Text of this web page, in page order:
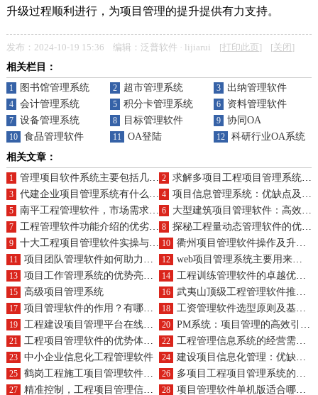
升级过程顺利进行，为项目管理的提升提供有力支持。
发布：2024-10-19 15:36 编辑：泛普软件 · lijiarui [打印此页] [关闭 ]
相关栏目：
1 图书馆管理系统 2 超市管理系统 3 出纳管理软件
4 会计管理系统 5 积分卡管理系统 6 资料管理软件
7 设备管理系统 8 目标管理软件 9 协同OA
10 食品管理软件 11 OA登陆 12
科研行业OA系统（
相关文章：
1 管理项目软件系统主要包括几个部分呢 2 求解多项目工程项目管理系统最佳解决方案?
3 代建企业项目管理系统有什么作用 4 项目信息管理系统：优缺点及功能特色揭秘
5 南平工程管理软件，市场需求分析与经营策略? 6 大型建筑项目管理软件：高效管理新篇章与特色功能
7 工程管理软件功能介绍的优劣势及特色亮点? 8 探秘工程量动态管理软件的优势与价格
9 十大工程项目管理软件实操与升级方法 10 衢州项目管理软件操作及升级注意事项?
11 项目团队管理软件如何助力团队协作，展现优势与特点？ 12 web项目管理系统主要用来做什么
13 项目工作管理系统的优势亮点与特性 14 工程训练管理软件的卓越优势与特色功能
15 高级项目管理系统 16 武夷山顶级工程管理软件推荐与求购
17 项目管理软件的作用？有哪些好处？ 18 工资管理软件选型原则及基本功能需求?
19 工程建设项目管理平台在线升级需注意什么? 20 PM系统：项目管理的高效引擎与技术精粹
21 工程项目管理软件的优势体现在哪些方面?功能亮点 22 工程管理信息系统的经营需求与方案如何融合?
23 中小企业信息化工程管理软件 24 建设项目信息化管理：优缺平衡与智能化特性
25 鹤岗工程施工项目管理软件，使用与免费升级详情? 26 多项目工程项目管理系统的设计原则是什么?
27 精准控制，工程项目管理信息系统软件提升项目成功率 28 项目管理软件单机版适合哪些场景？